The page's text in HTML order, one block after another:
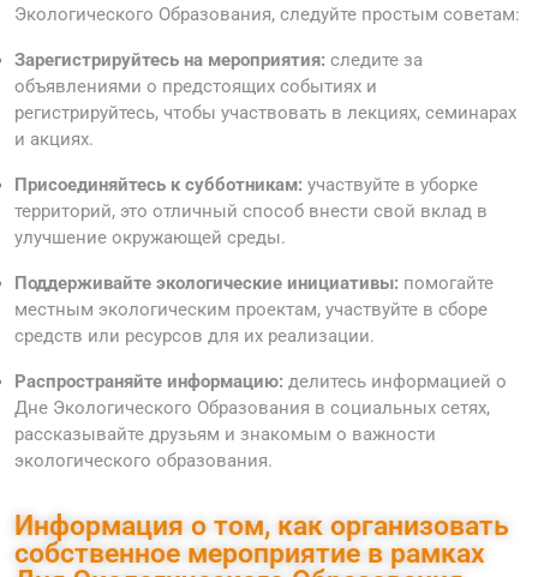
Экологического Образования, следуйте простым советам:
Зарегистрируйтесь на мероприятия: следите за
объявлениями о предстоящих событиях и
регистрируйтесь, чтобы участвовать в лекциях, семинарах
и акциях.
Присоединяйтесь к субботникам: участвуйте в уборке
территорий, это отличный способ внести свой вклад в
улучшение окружающей среды.
Поддерживайте экологические инициативы: помогайте
местным экологическим проектам, участвуйте в сборе
средств или ресурсов для их реализации.
Распространяйте информацию: делитесь информацией о
Дне Экологического Образования в социальных сетях,
рассказывайте друзьям и знакомым о важности
экологического образования.
Информация о том, как организовать
собственное мероприятие в рамках